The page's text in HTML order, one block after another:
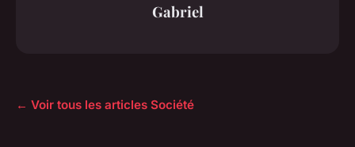
Gabriel
← Voir tous les articles Société